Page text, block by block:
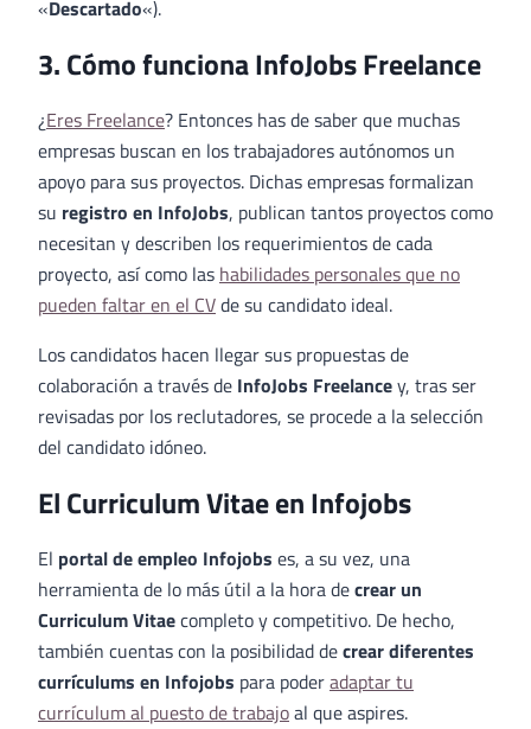
«Descartado«).
3. Cómo funciona InfoJobs Freelance
¿Eres Freelance? Entonces has de saber que muchas
empresas buscan en los trabajadores autónomos un
apoyo para sus proyectos. Dichas empresas formalizan
su registro en InfoJobs, publican tantos proyectos como
necesitan y describen los requerimientos de cada
proyecto, así como las habilidades personales que no
pueden faltar en el CVde su candidato ideal.
Los candidatos hacen llegar sus propuestas de
colaboración a través de InfoJobs Freelancey, tras ser
revisadas por los reclutadores, se procede a la selección
del candidato idóneo.
El Curriculum Vitae en Infojobs
El portal de empleo Infojobs es, a su vez, una
herramienta de lo más útil a la hora decrear un
Curriculum Vitaecompleto y competitivo. De hecho,
también cuentas con la posibilidad decrear diferentes
currículums en Infojobs para poderadaptar tu
currículum al puesto de trabajoal que aspires.